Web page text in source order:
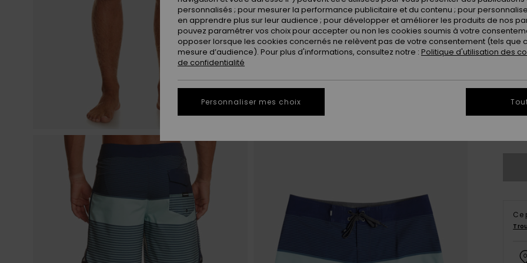
36
Ce
personnalisés ; pour mesurer la performance publicitaire et du contenu ; pour
en apprendre plus sur leur audience ; pour développer et améliorer les produits de nos
pouvez paramétrer vos choix pour accepter ou non les cookies soumis à votre
opposer lorsque les cookies concernés ne relèvent pas de votre consentement (tels que
mesure d’audience). Pour plus d'informations, consultez notre : Politique d'utilisation des
de confidentialité
Personnaliser mes choix